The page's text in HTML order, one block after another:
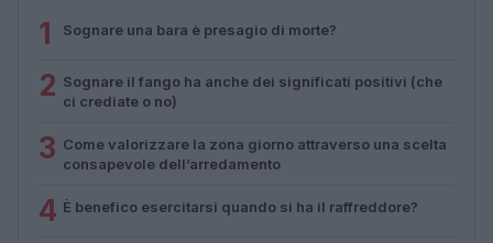
1 Sognare una bara è presagio di morte?
2 Sognare il fango ha anche dei significati positivi (che
ci crediate o no)
3 Come valorizzare la zona giorno attraverso una scelta
consapevole dell’arredamento
4 È benefico esercitarsi quando si ha il raffreddore?